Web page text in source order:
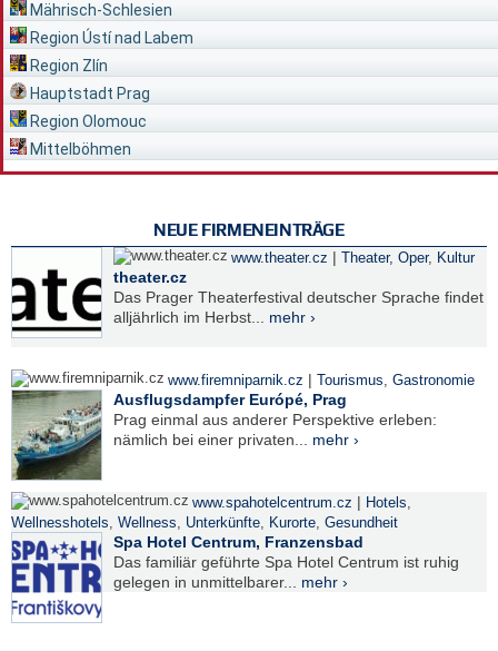
Mährisch-Schlesien
Region Ústí nad Labem
Region Zlín
Hauptstadt Prag
Region Olomouc
Mittelböhmen
NEUE FIRMENEINTRÄGE
www.theater.cz | Theater, Oper, Kultur
theater.cz
Das Prager Theaterfestival deutscher Sprache findet
alljährlich im Herbst... mehr ›
www.firemniparnik.cz | Tourismus, Gastronomie
Ausflugsdampfer Európé, Prag
Prag einmal aus anderer Perspektive erleben:
nämlich bei einer privaten... mehr ›
www.spahotelcentrum.cz | Hotels,
Wellnesshotels, Wellness, Unterkünfte, Kurorte, Gesundheit
Spa Hotel Centrum, Franzensbad
Das familiär geführte Spa Hotel Centrum ist ruhig
gelegen in unmittelbarer... mehr ›